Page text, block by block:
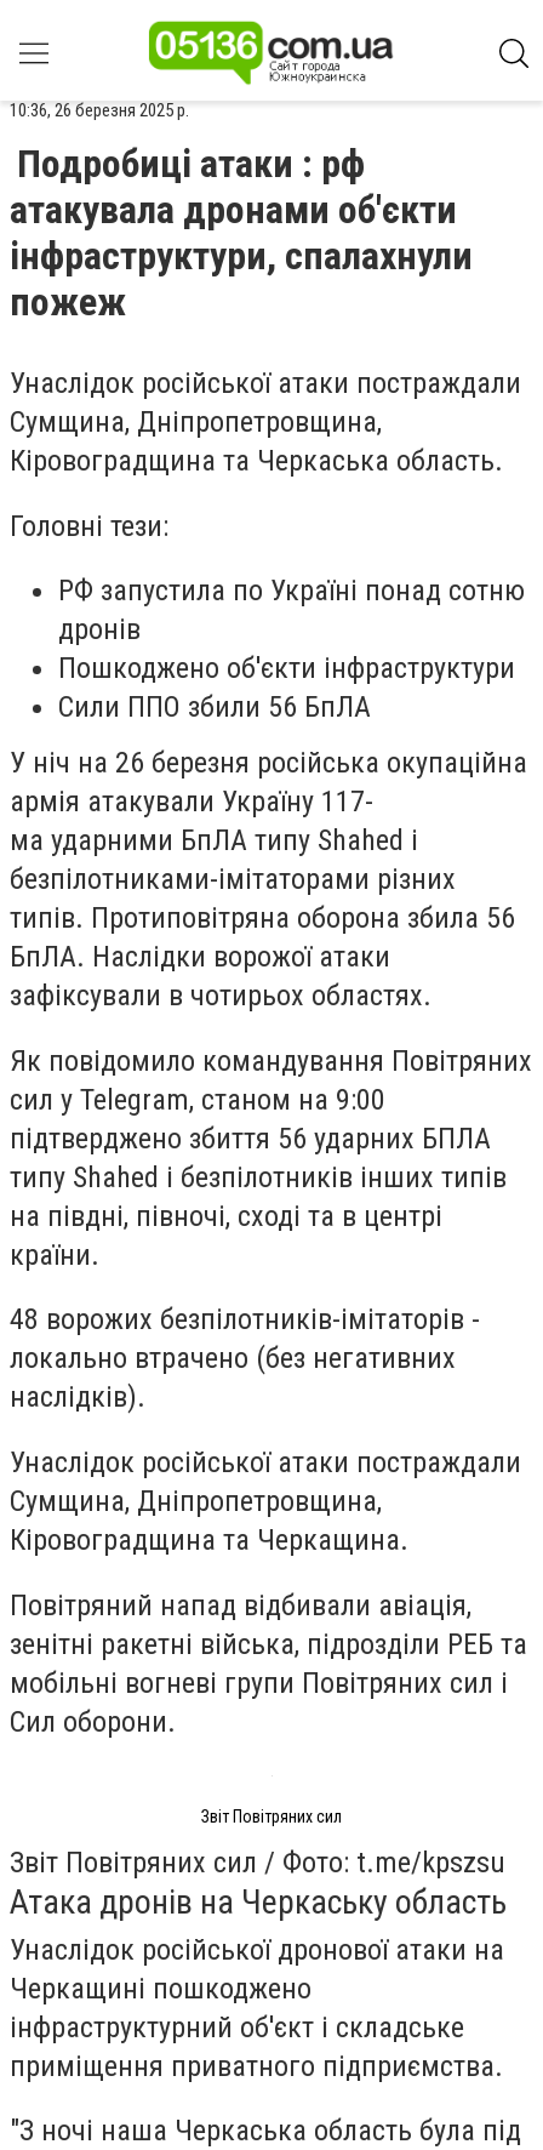
10:36, 26 березня 2025 р.
Подробиці атаки : рф
атакувала дронами об'єкти
інфраструктури, спалахнули
пожеж
Унаслідок російської атаки постраждали
Сумщина, Дніпропетровщина,
Кіровоградщина та Черкаська область.
Головні тези:
РФ запустила по Україні понад сотню
дронів
Пошкоджено об'єкти інфраструктури
Сили ППО збили 56 БпЛА
У ніч на 26 березня російська окупаційна
армія атакували Україну 117-
ма ударними БпЛА типу Shahed і
безпілотниками-імітаторами різних
типів. Протиповітряна оборона збила 56
БпЛА. Наслідки ворожої атаки
зафіксували в чотирьох областях.
Як повідомило командування Повітряних
сил у Telegram, станом на 9:00
підтверджено збиття 56 ударних БПЛА
типу Shahed і безпілотників інших типів
на півдні, півночі, сході та в центрі
країни.
48 ворожих безпілотників-імітаторів -
локально втрачено (без негативних
наслідків).
Унаслідок російської атаки постраждали
Сумщина, Дніпропетровщина,
Кіровоградщина та Черкащина.
Повітряний напад відбивали авіація,
зенітні ракетні війська, підрозділи РЕБ та
мобільні вогневі групи Повітряних сил і
Сил оборони.
Звіт Повітряних сил
Звіт Повітряних сил / Фото: t.me/kpszsu
Атака дронів на Черкаську область
Унаслідок російської дронової атаки на
Черкащині пошкоджено
інфраструктурний об'єкт і складське
приміщення приватного підприємства.
"З ночі наша Черкаська область була під